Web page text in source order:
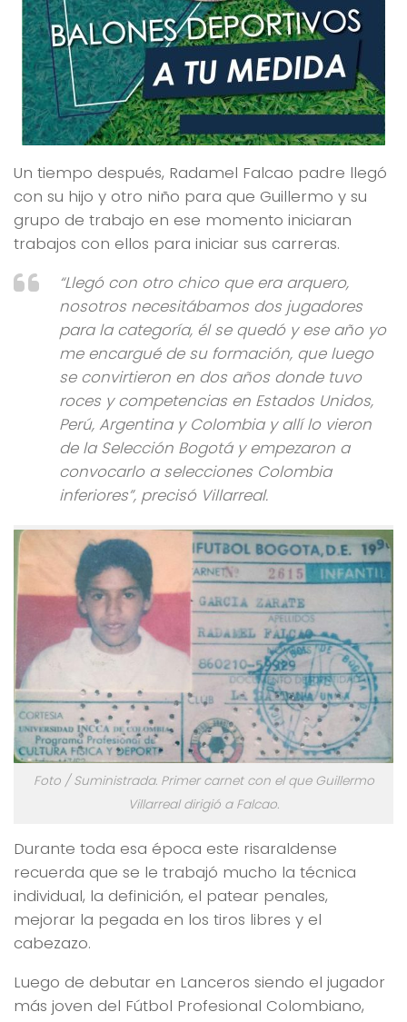
Un tiempo después, Radamel Falcao padre llegó
con su hijo y otro niño para que Guillermo y su
grupo de trabajo en ese momento iniciaran
trabajos con ellos para iniciar sus carreras.
“Llegó con otro chico que era arquero,
nosotros necesitábamos dos jugadores
para la categoría, él se quedó y ese año yo
me encargué de su formación, que luego
se convirtieron en dos años donde tuvo
roces y competencias en Estados Unidos,
Perú, Argentina y Colombia y allí lo vieron
de la Selección Bogotá y empezaron a
convocarlo a selecciones Colombia
inferiores”, precisó Villarreal.
Foto / Suministrada. Primer carnet con el que Guillermo
Villarreal dirigió a Falcao.
Durante toda esa época este risaraldense
recuerda que se le trabajó mucho la técnica
individual, la definición, el patear penales,
mejorar la pegada en los tiros libres y el
cabezazo.
Luego de debutar en Lanceros siendo el jugador
más joven del Fútbol Profesional Colombiano,